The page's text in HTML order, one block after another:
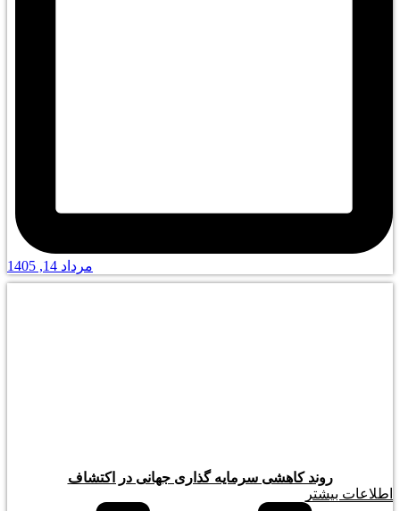
مرداد 14, 1405
روند کاهشی سرمایه گذاری جهانی در اکتشاف
اطلاعات بیشتر